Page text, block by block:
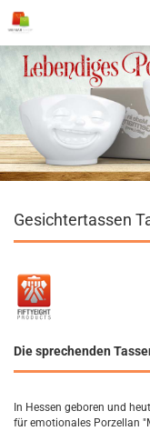
Gesichtertassen
Die sprechenden
In Hessen geboren und
für emotionales Porzellan